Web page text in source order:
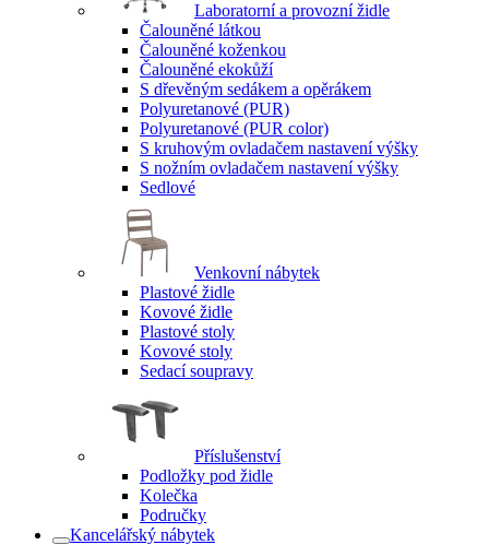
Laboratorní a provozní židle
Čalouněné látkou
Čalouněné koženkou
Čalouněné ekokůží
S dřevěným sedákem a opěrákem
Polyuretanové (PUR)
Polyuretanové (PUR color)
S kruhovým ovladačem nastavení výšky
S nožním ovladačem nastavení výšky
Sedlové
Venkovní nábytek
Plastové židle
Kovové židle
Plastové stoly
Kovové stoly
Sedací soupravy
Příslušenství
Podložky pod židle
Kolečka
Područky
Kancelářský nábytek